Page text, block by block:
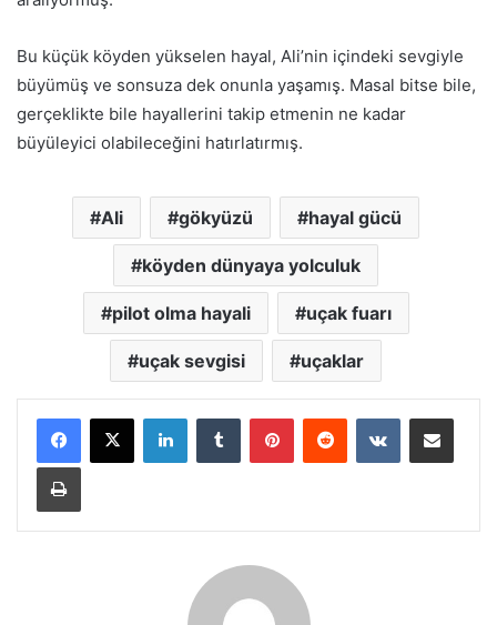
Bu küçük köyden yükselen hayal, Ali’nin içindeki sevgiyle
büyümüş ve sonsuza dek onunla yaşamış. Masal bitse bile,
gerçeklikte bile hayallerini takip etmenin ne kadar
büyüleyici olabileceğini hatırlatırmış.
Ali gökyüzü hayal gücü
köyden dünyaya yolculuk
pilot olma hayali uçak fuarı
uçak sevgisi uçaklar
LinkedInTumblr PinterestReddit VKontakteE-Posta ile paylaş
Yazdır